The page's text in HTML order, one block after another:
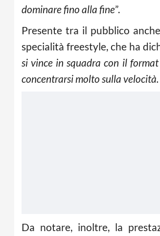
dominare fino alla fine”.
Presente tra il pubblico
specialità freestyle, che ha
si vince in squadra con il
concentrarsi molto sulla
Da notare, inoltre, la